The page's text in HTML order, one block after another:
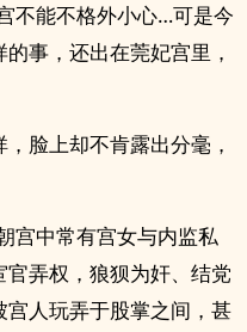
不能不格外小心…可是今
事，还出在莞妃宫里，
脸上却不肯露出分毫，
宫中常有宫女与内监私
弄权，狼狈为奸、结党
人玩弄于股掌之间，甚